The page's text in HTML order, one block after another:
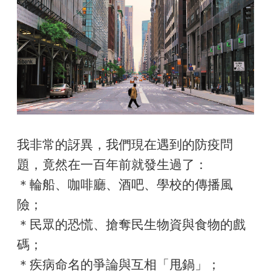
我非常的訝異，我們現在遇到的防疫問
題，竟然在一百年前就發生過了：
＊輪船、咖啡廳、酒吧、學校的傳播風
險；
＊民眾的恐慌、搶奪民生物資與食物的戲
碼；
＊疾病命名的爭論與互相「甩鍋」；